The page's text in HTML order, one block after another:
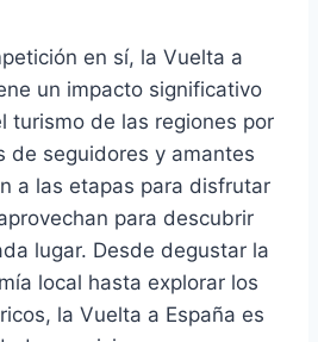
en sí, la Vuelta a
un impacto significativo
turismo de las regiones por
de seguidores y amantes
a las etapas para disfrutar
para descubrir
lugar. Desde degustar la
local hasta explorar los
la Vuelta a España es